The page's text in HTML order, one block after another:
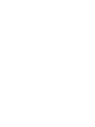
and
and the